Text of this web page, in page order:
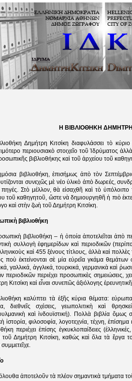
Η ΒΙΒΛΙΟΘΗΚΗ ΔΗΜΗΤΡΗ
Δημήτρη Κιτσίκη διαφυλάσσει τὸ
περιουσιακὸ στοιχεῖο τοῦ Ἱδρύματος
βιβλιοθήκης καὶ τοῦ ἀρχείου τοῦ
βιβλιοθήκη, ἐπισήμως ἀπὸ τὸν
συνεχῶς μὲ νέο ὑλικὸ ἀπὸ δωρεές,
πηγές. Στὸ μέλλον, θὰ εἰσαχθῆ καὶ τὸ
τοῦ καθηγητοῦ, ὥστε νὰ δημιουργηθῆ ἡ πιὸ
καὶ στὴν ζωὴ τοῦ Δημήτρη Κιτσίκη.
βιβλιοθήκη
βιβλιοθήκη – ἡ ὀποία ἀποτελεῖται ἀπὸ
συλλογὴ ἐφημερίδων καὶ περιοδικῶν
καὶ 455 ξένους τίτλους, ἀλλὰ καὶ
ποὺ ἐκτείνονται σὲ μία εὐρεῖα γκάμα
γαλλικά, ἀγγλικά, τουρκικά, γερμανικὰ καὶ
περιοδικῶν περιέχει προσωπικὲς σημειώσεις,
Κιτσίκη καὶ εἶναι συνεπῶς ἀξιόλογης
καλύπτει τὰ ἐξῆς κύρια θέματα:
διεθνεῖς σχέσεις, γεωπολιτικὴ καὶ
καὶ ἰνδουϊστική). Πολλὰ βιβλία ὅμως
ἱστορία, φιλοσοφία, λογοτεχνία, τέχνη,
περιέχει ἐπίσης ἐγκυκλοπαίδειες
τοῦ Δημήτρη Κιτσίκη, καθώς καὶ ὅλα τὰ ἔργα
ἀποτελοῦν τὰ πλέον σημαντικὰ τμήματα